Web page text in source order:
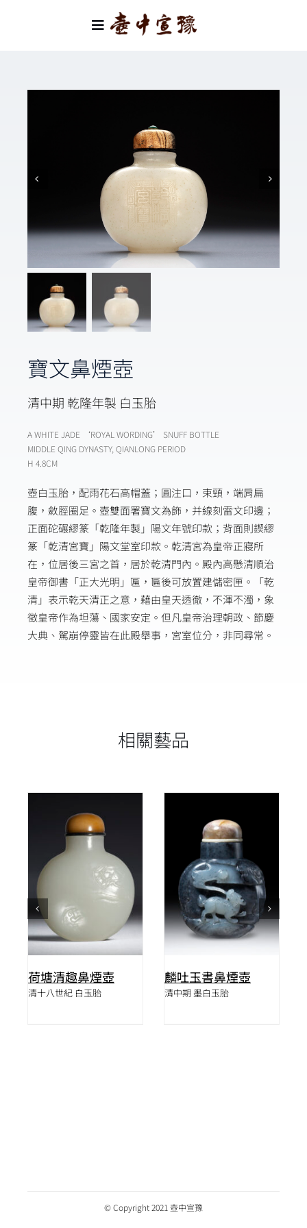
Toggle
關於我們
聯絡我們
寶文鼻煙壺
清中期 乾隆年製 白玉胎
A WHITE JADE ‘ROYAL WORDING’ SNUFF BOTTLE
MIDDLE QING DYNASTY, QIANLONG PERIOD
H 4.8CM
壺白玉胎，配雨花石高帽蓋；圓注口，束頸，端肩扁
腹，斂脛圈足。壺雙面署寶文為飾，并線刻雷文印邊；
正面砣碾繆篆「乾隆年製」陽文年號印款；背面則鍥繆
篆「乾清宮寶」陽文堂室印款。乾清宮為皇帝正寢所
在，位居後三宮之首，居於乾清門內。殿內高懸清順治
皇帝御書「正大光明」匾，匾後可放置建儲密匣。「乾
清」表示乾天清正之意，藉由皇天透徹，不渾不濁，象
徵皇帝作為坦蕩、國家安定。但凡皇帝治理朝政、節慶
大典、駕崩停靈皆在此殿舉事，宮室位分，非同尋常。
相關藝品
詳情
荷塘清趣鼻煙壺
清十八世紀 白玉胎
詳情
麟吐玉書鼻煙壺
清中期 墨白玉胎
© Copyright 2021 壺中宣豫